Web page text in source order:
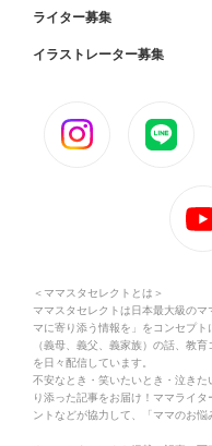
ライター募集
イラストレーター募集
＜ママスタセレクトとは＞
ママスタセレクトは日本最大級の
マに寄り添う情報を」をコンセプ
（義母、義父、義家族）の話、教
を日々配信しています。
不安なとき・笑いたいとき・泣き
り添った記事をお届け！ママライ
ントなどが協力して、「ママのお悩